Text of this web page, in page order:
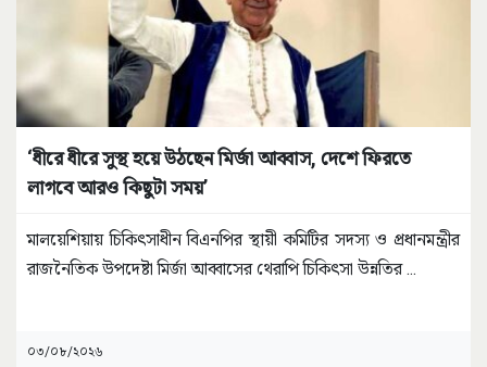
‘ধীরে ধীরে সুস্থ হয়ে উঠছেন মির্জা আব্বাস, দেশে ফিরতে
লাগবে আরও কিছুটা সময়’
মালয়েশিয়ায় চিকিৎসাধীন বিএনপির স্থায়ী কমিটির সদস্য ও প্রধানমন্ত্রীর
রাজনৈতিক উপদেষ্টা মির্জা আব্বাসের থেরাপি চিকিৎসা উন্নতির ...
০৩/০৮/২০২৬